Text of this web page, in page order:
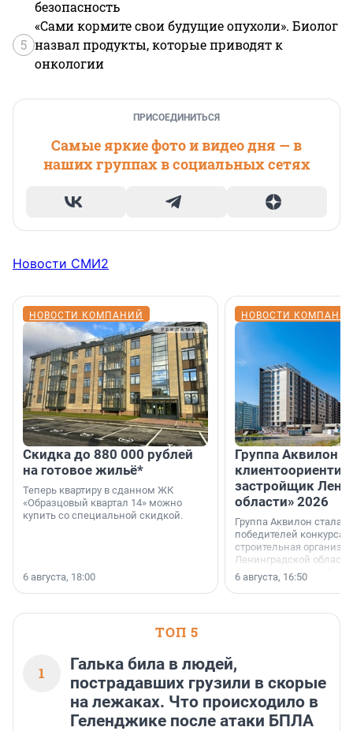
безопасность
5
«Сами кормите свои будущие опухоли». Биолог
назвал продукты, которые приводят к
онкологии
ПРИСОЕДИНИТЬСЯ
Самые яркие фото и видео дня — в
наших группах в социальных сетях
Новости СМИ2
НОВОСТИ КОМПАНИЙ
Скидка до 880 000 рублей
на готовое жильё*
Теперь квартиру в сданном ЖК
«Образцовый квартал 14» можно
купить со специальной скидкой.
6 августа, 18:00
НОВОСТИ
Группа Аквилон
застройщик
области» 2026
Группа Аквилон стала
победителей конкурса
строительная
Ленинградской области
номинации «Самый
застройщик
6 августа, 16:50
ТОП 5
1
Галька била в людей,
пострадавших грузили в скорые
на лежаках. Что происходило в
Геленджике после атаки БПЛА